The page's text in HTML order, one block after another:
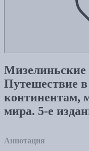
Путешествие
континентам,
мира. 5-е
Аннотация